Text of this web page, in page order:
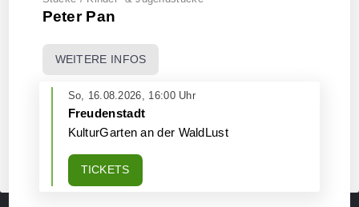
nicht abgelehnt werden. Andere Kekse - mit anderen
Geschmacksrichtungen wie zum Beispiel "Google",
"Facebook" oder "Werbepartner" - können Sie aber
sehr wohl ablehnen.
Peter Pan
WEITERE INFOS
So, 16.08.2026, 16:00 Uhr
Freudenstadt
KulturGarten an der WaldLust
TICKETS